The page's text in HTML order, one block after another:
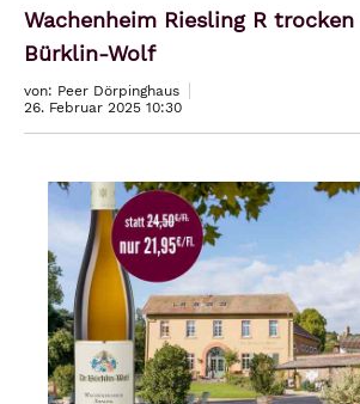
Wachenheim Riesling R
Bürklin-Wolf
von: Peer Dörpinghaus
26. Februar 2025 10:30